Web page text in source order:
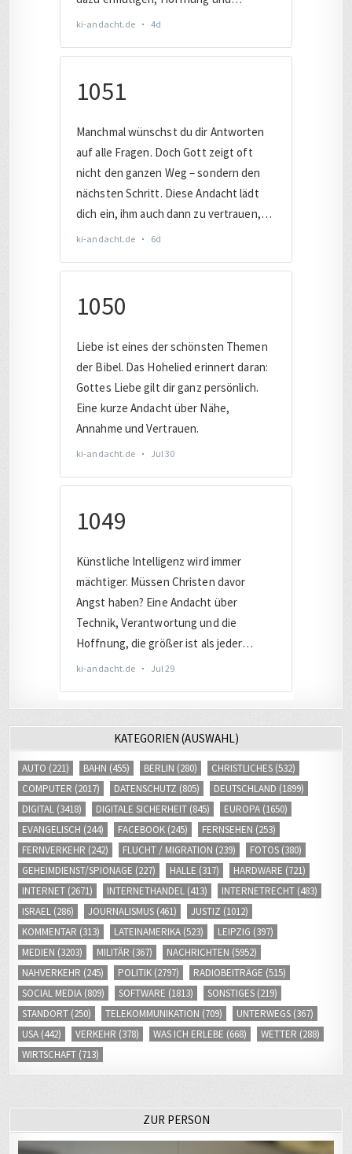
KATEGORIEN (AUSWAHL)
AUTO (221) BAHN (455) BERLIN (280) CHRISTLICHES (532)
COMPUTER (2017) DATENSCHUTZ (805) DEUTSCHLAND (1899)
DIGITAL (3418) DIGITALE SICHERHEIT (845) EUROPA (1650)
EVANGELISCH (244) FACEBOOK (245) FERNSEHEN (253)
FERNVERKEHR (242) FLUCHT / MIGRATION (239) FOTOS (380)
GEHEIMDIENST/SPIONAGE (227) HALLE (317) HARDWARE (721)
INTERNET (2671) INTERNETHANDEL (413) INTERNETRECHT (483)
ISRAEL (286) JOURNALISMUS (461) JUSTIZ (1012)
KOMMENTAR (313) LATEINAMERIKA (523) LEIPZIG (397)
MEDIEN (3203) MILITÄR (367) NACHRICHTEN (5952)
NAHVERKEHR (245) POLITIK (2797) RADIOBEITRÄGE (515)
SOCIAL MEDIA (809) SOFTWARE (1813) SONSTIGES (219)
STANDORT (250) TELEKOMMUNIKATION (709) UNTERWEGS (367)
USA (442) VERKEHR (378) WAS ICH ERLEBE (668) WETTER (288)
WIRTSCHAFT (713)
ZUR PERSON